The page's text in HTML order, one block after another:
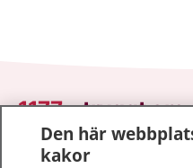
1177–tryggt om
På 1177.se får du råd
Den här
kakor